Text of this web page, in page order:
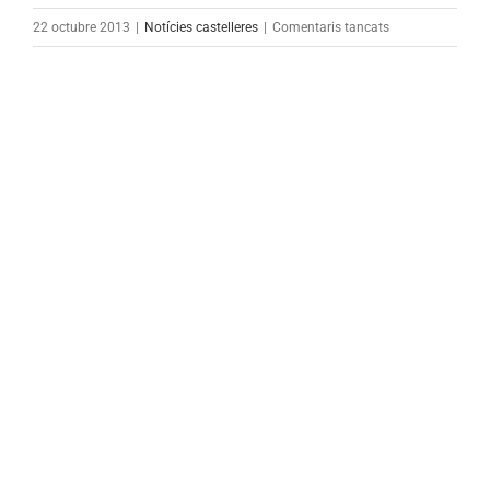
22 octubre 2013 Notícies castelleres Comentaris tancatsa